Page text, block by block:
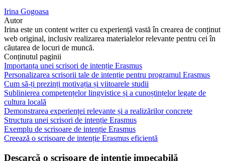
Irina Gogoasa
Autor
Irina este un content writer cu experiență vastă în crearea de conținut
web original, inclusiv realizarea materialelor relevante pentru cei în
căutarea de locuri de muncă.
Conținutul paginii
Importanța unei scrisori de intenție Erasmus
Personalizarea scrisorii tale de intenție pentru programul Erasmus
Cum să-ți prezinți motivația și viitoarele studii
Sublinierea competențelor lingvistice și a cunoștințelor legate de
cultura locală
Demonstrarea experienței relevante și a realizărilor concrete
Structura unei scrisori de intenție Erasmus
Exemplu de scrisoare de intenție Erasmus
Creează o scrisoare de intenție Erasmus eficientă
Descarcă o scrisoare de intenție impecabilă